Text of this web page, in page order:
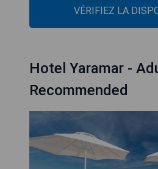
VÉRIFIEZ LA
Hotel Yaramar -
Recommended